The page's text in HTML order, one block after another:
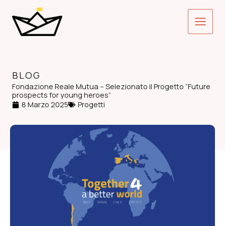
contenuto
Main
Menu
BLOG
Fondazione Reale Mutua – Selezionato il Progetto “Future
prospects for young heroes”
8 Marzo 2025
Progetti